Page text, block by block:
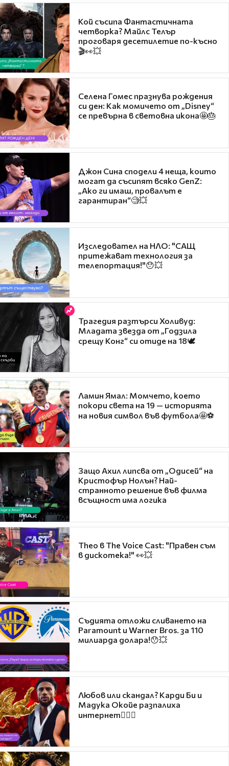
Кой съсипа Фантастичната
четворка? Майлс Телър
проговаря десетилетие по-късно
🎬👀💥
Селена Гомес празнува рождения
си ден: Как момичето от „Disney“
се превърна в световна икона🤩🎂
Джон Сина сподели 4 неща, които
могат да съсипят всяко GenZ:
„Ако ги имаш, провалът е
гарантиран“🧐💥
Изследовател на НЛО: "САЩ
притежават технология за
телепортация!"😯💥
Трагедия разтърси Холивуд:
Младата звезда от „Годзила
срещу Конг“ си отиде на 18🕊️
Ламин Ямал: Момчето, което
покори света на 19 — историята
на новия символ във футбола🤩⚽
Защо Ахил липсва от „Одисей“ на
Кристофър Нолън? Най-
странното решение във филма
всъщност има логика
Theo в The Voice Cast: "Правен съм
в дискотека!" 👀💥
Съдията отложи сливането на
Paramount и Warner Bros. за 110
милиарда долара!😯💥
Любов или скандал? Карди Би и
Мадука Окойе разпалиха
интернет❤️‍🔥🔥